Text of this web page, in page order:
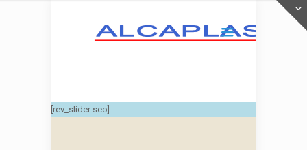
[rev_slider seo]